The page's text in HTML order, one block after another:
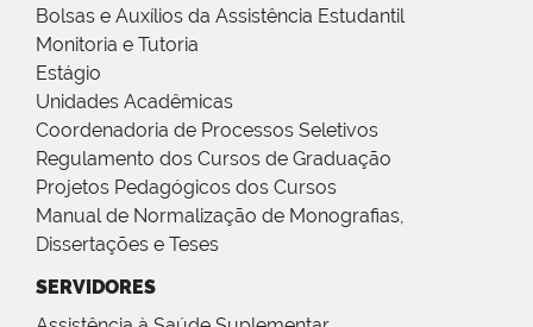
Bolsas e Auxílios da Assistência Estudantil
Monitoria e Tutoria
Estágio
Unidades Acadêmicas
Coordenadoria de Processos Seletivos
Regulamento dos Cursos de Graduação
Projetos Pedagógicos dos Cursos
Manual de Normalização de Monografias,
Dissertações e Teses
SERVIDORES